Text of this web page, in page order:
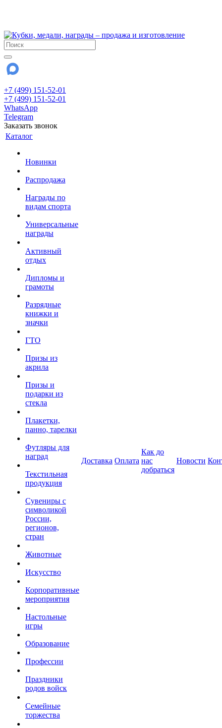
+7 (499) 151-52-01
+7 (499) 151-52-01
WhatsApp
Telegram
Заказать звонок
Каталог
Новинки
Распродажа
Награды по
видам спорта
Универсальные
награды
Активный
отдых
Дипломы и
грамоты
Разрядные
книжки и
значки
ГТО
Призы из
акрила
Призы и
подарки из
стекла
Плакетки,
панно, тарелки
Футляры для
наград
Текстильная
продукция
Сувениры с
символикой
России,
регионов,
стран
Животные
Искусство
Корпоративные
мероприятия
Настольные
игры
Образование
Профессии
Праздники
родов войск
Семейные
торжества
Доставка Оплата
Как до
нас
добраться
Новости